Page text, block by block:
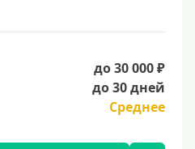
до 30 000 ₽
до 30 дней
Среднее